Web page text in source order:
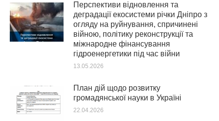
Перспективи відновлення та
деградації екосистеми річки Дніпро з
огляду на руйнування, спричинені
війною, політику реконструкції та
міжнародне фінансування
гідроенергетики під час війни
13.05.2026
План дій щодо розвитку
громадянської науки в Україні
22.04.2026